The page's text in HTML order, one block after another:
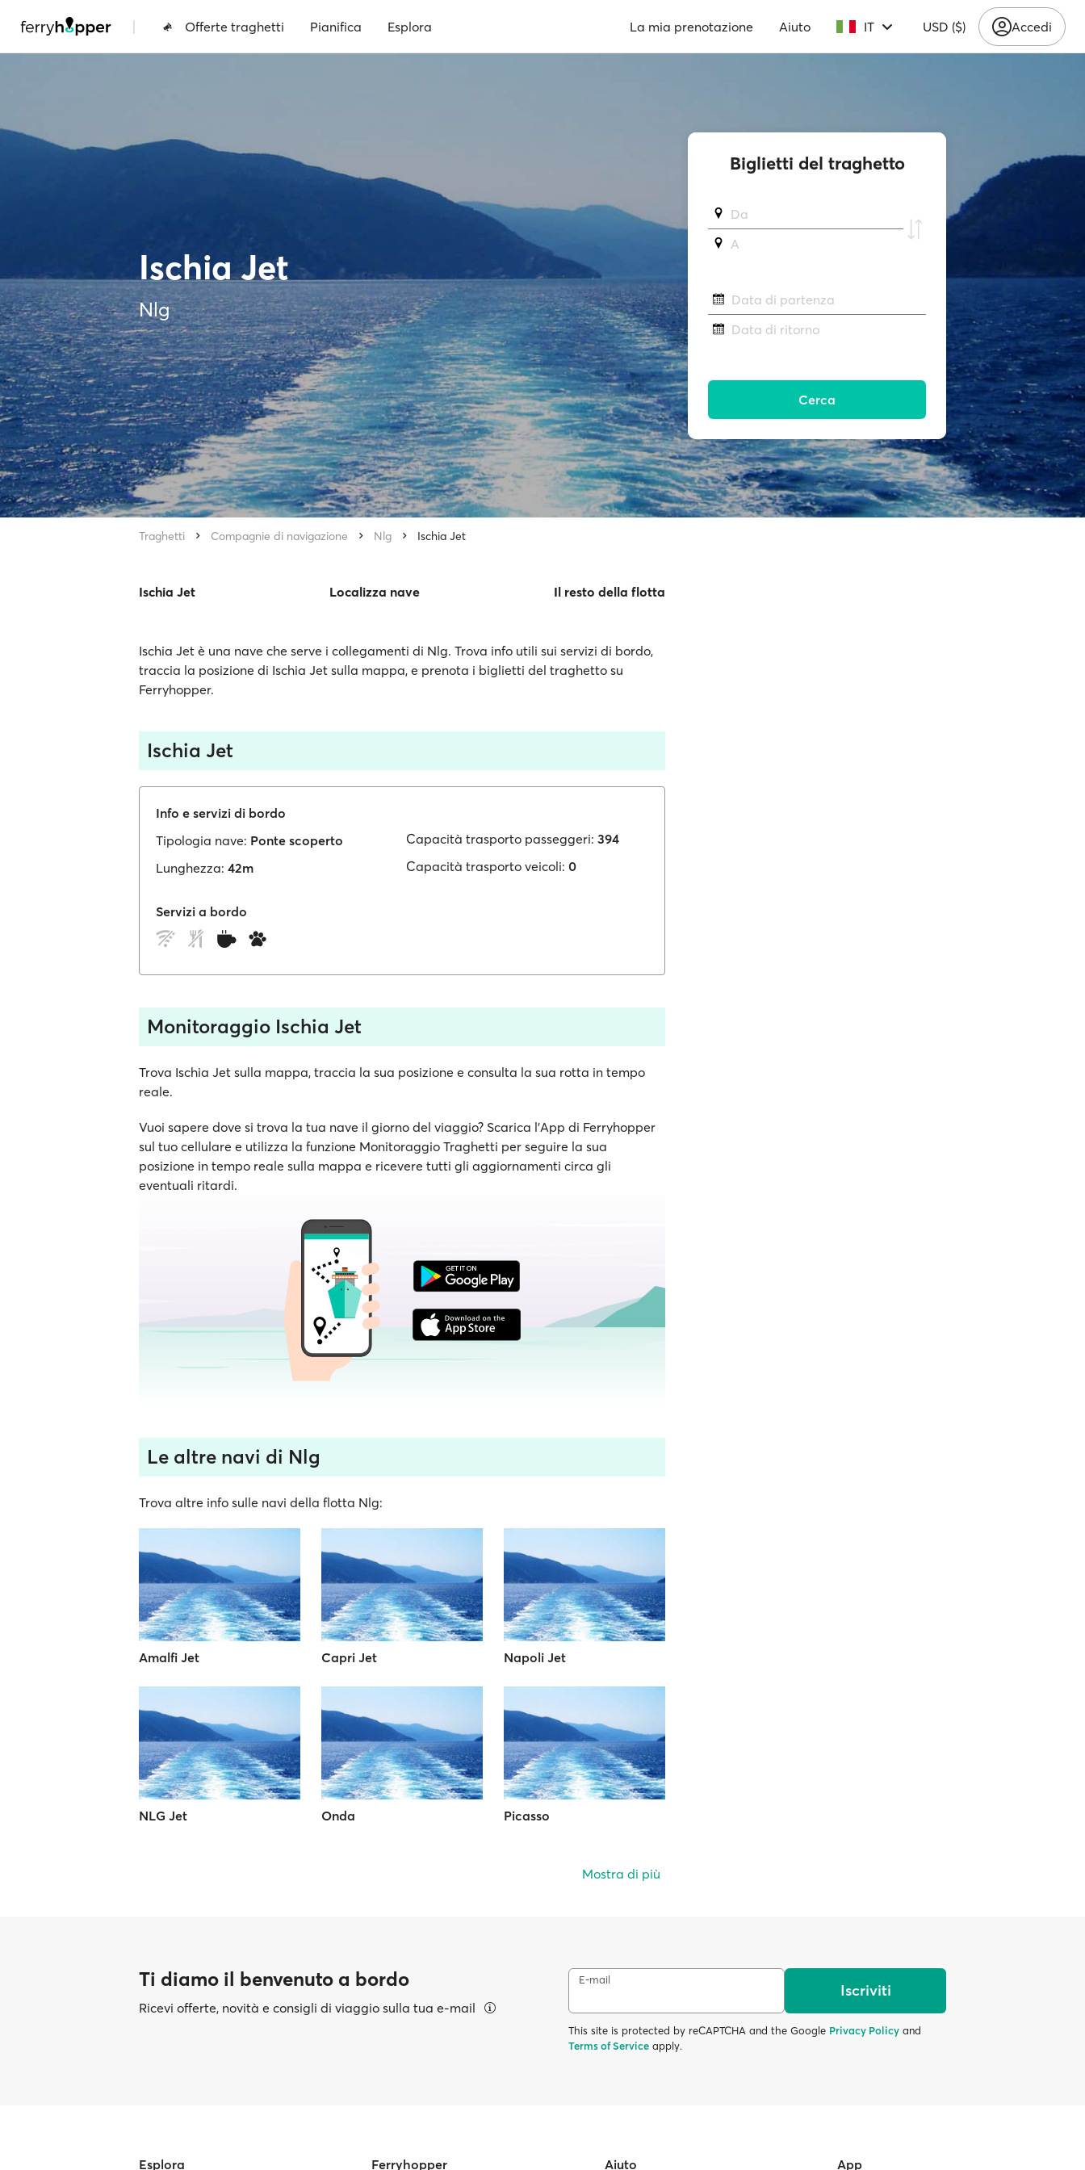
| Offerte traghetti Pianifica Esplora La mia prenotazione Aiuto IT USD ($) Accedi
Ischia Jet
Nlg
Traghetti Compagnie di navigazione Nlg Ischia Jet
Ischia Jet Localizza nave Il resto della flotta
Ischia Jet è una nave che serve i collegamenti di Nlg. Trova info utili sui servizi di bordo,
traccia la posizione di Ischia Jet sulla mappa, e prenota i biglietti del traghetto su
Ferryhopper.
Ischia Jet
Info e servizi di bordo
Tipologia nave: Ponte scoperto
Lunghezza: 42m
Capacità trasporto passeggeri: 394
Capacità trasporto veicoli: 0
Servizi a bordo
Monitoraggio Ischia Jet
Trova Ischia Jet sulla mappa, traccia la sua posizione e consulta la sua rotta in tempo
reale.
Vuoi sapere dove si trova la tua nave il giorno del viaggio? Scarica l'App di Ferryhopper
sul tuo cellulare e utilizza la funzione Monitoraggio Traghetti per seguire la sua
posizione in tempo reale sulla mappa e ricevere tutti gli aggiornamenti circa gli
eventuali ritardi.
Le altre navi di Nlg
Trova altre info sulle navi della flotta Nlg:
Amalfi Jet Capri Jet Napoli Jet
NLG Jet Onda Picasso
Mostra di più
Biglietti del traghetto
Da
A
Data di partenza
Data di ritorno
Cerca
Ti diamo il benvenuto a bordo
Ricevi offerte, novità e consigli di viaggio sulla tua e-mail
E-mail
Iscriviti
This site is protected by reCAPTCHA and the Google Privacy Policy and
Terms of Service apply.
Esplora Ferryhopper Aiuto App